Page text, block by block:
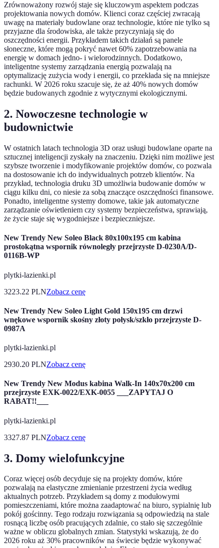
Zrównoważony rozwój staje się kluczowym aspektem podczas
projektowania nowych domów. Klienci coraz częściej zwracają
uwagę na materiały budowlane oraz technologie, które nie tylko są
przyjazne dla środowiska, ale także przyczyniają się do
oszczędności energii. Przykładem takich działań są panele
słoneczne, które mogą pokryć nawet 60% zapotrzebowania na
energię w domach jedno- i wielorodzinnych. Dodatkowo,
inteligentne systemy zarządzania energią pozwalają na
optymalizację zużycia wody i energii, co przekłada się na mniejsze
rachunki. W 2026 roku szacuje się, że aż 40% nowych domów
będzie budowanych zgodnie z wytycznymi ekologicznymi.
2. Nowoczesne technologie w
budownictwie
W ostatnich latach technologia 3D oraz usługi budowlane oparte na
sztucznej inteligencji zyskały na znaczeniu. Dzięki nim możliwe jest
szybsze tworzenie i modyfikowanie projektów domów, co pozwala
na dostosowanie ich do indywidualnych potrzeb klientów. Na
przykład, technologia druku 3D umożliwia budowanie domów w
ciągu kilku dni, co niesie za sobą znaczące oszczędności finansowe.
Ponadto, inteligentne systemy domowe, takie jak automatyczne
zarządzanie oświetleniem czy systemy bezpieczeństwa, sprawiają,
że życie staje się wygodniejsze i bezpieczniejsze.
New Trendy New Soleo Black 80x100x195 cm kabina
prostokątna wspornik równoległy przejrzyste D-0230A/D-
0116B-WP
plytki-lazienki.pl
3223.22 PLNZobacz cenę
New Trendy New Soleo Light Gold 150x195 cm drzwi
wnękowe wspornik skośny złoty połysk/szkło przejrzyste D-
0987A
plytki-lazienki.pl
2930.20 PLNZobacz cenę
New Trendy New Modus kabina Walk-In 140x70x200 cm
przejrzyste EXK-0022/EXK-0055 ___ZAPYTAJ O
RABAT!!___
plytki-lazienki.pl
3327.87 PLNZobacz cenę
3. Domy wielofunkcyjne
Coraz więcej osób decyduje się na projekty domów, które
pozwalają na elastyczne zmienianie przestrzeni życia według
aktualnych potrzeb. Przykładem są domy z modułowymi
pomieszczeniami, które można zaadaptować na biuro, sypialnię lub
pokój gościnny. Tego rodzaju rozwiązania są odpowiedzią na stale
rosnącą liczbę osób pracujących zdalnie, co stało się szczególnie
ważne w obliczu globalnych zmian. Statystyki wskazują, że do
2026 roku aż 30% pracowników na świecie będzie wykonywać